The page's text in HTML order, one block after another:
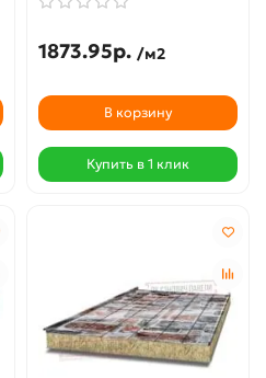
1873.95р. /м2
В корзину
Купить в 1 клик